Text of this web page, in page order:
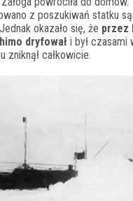
z poszukiwań statku
okazało się, że przez
dryfował i był czasami
zniknął całkowicie.